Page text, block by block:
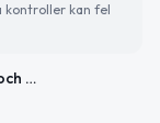
kontroller kan fel
Kristi himmelsfärdsdag och Folknykterhetens dag uppmärksammas